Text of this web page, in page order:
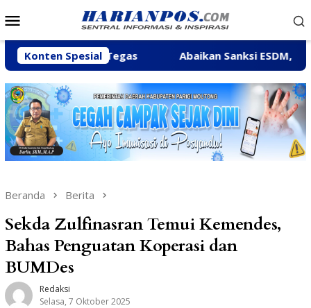
ke
Mobile
Konten Spesial
Tegas Abaikan Sanksi ESDM, Galian C di
Beranda Berita
Sekda Zulfinasran Temui Kemendes,
Bahas Penguatan Koperasi dan
BUMDes
Redaksi
Selasa, 7 Oktober 2025